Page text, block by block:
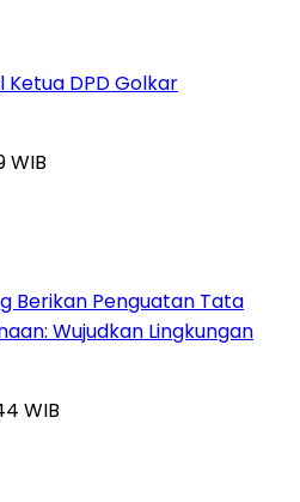
Ketua DPD Golkar
WIB
Berikan Penguatan Tata
Wujudkan Lingkungan
WIB